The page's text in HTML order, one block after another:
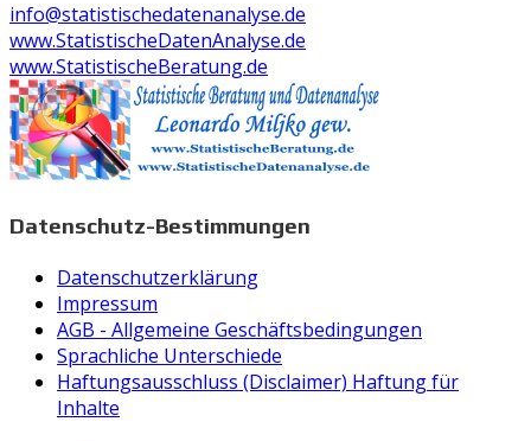
info@statistischedatenanalyse.de
www.StatistischeDatenAnalyse.de
www.StatistischeBeratung.de
Datenschutz-Bestimmungen
Datenschutzerklärung
Impressum
AGB - Allgemeine Geschäftsbedingungen
Sprachliche Unterschiede
Haftungsausschluss (Disclaimer) Haftung für
Inhalte